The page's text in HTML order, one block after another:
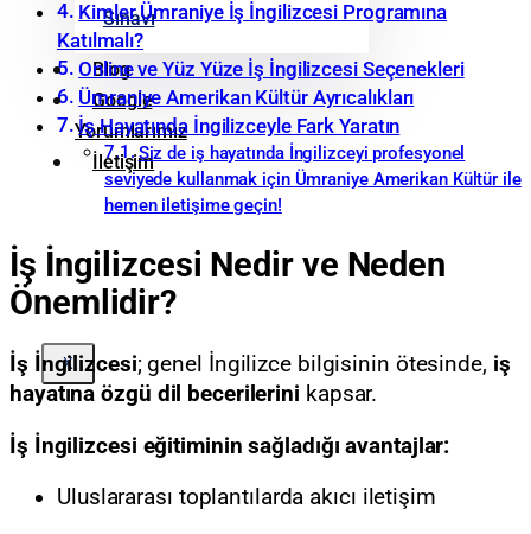
Sınavı
Blog
Google
Yorumlarımız
İletişim
X
Kimler Ümraniye İş İngilizcesi Programına
Katılmalı?
Online ve Yüz Yüze İş İngilizcesi Seçenekleri
Ümraniye Amerikan Kültür Ayrıcalıkları
İş Hayatında İngilizceyle Fark Yaratın
Siz de iş hayatında İngilizceyi profesyonel
seviyede kullanmak için Ümraniye Amerikan Kültür ile
hemen iletişime geçin!
İş İngilizcesi Nedir ve Neden
Önemlidir?
İş İngilizcesi; genel İngilizce bilgisinin ötesinde, iş
hayatına özgü dil becerilerini kapsar.
İş İngilizcesi eğitiminin sağladığı avantajlar:
Uluslararası toplantılarda akıcı iletişim